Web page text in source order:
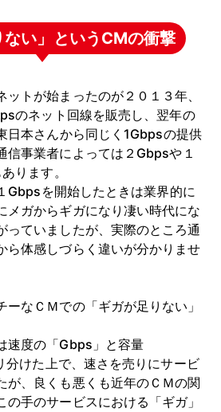
ない」というCMの衝撃
トが始まったのが２０１３年、
のネット回線を販売し、翌年の
日本さんから同じく1Gbpsの提供
信事業者によっては２Gbpsや１
ります。
Gbpsを開始したときは業界的に
メガからギガになり凄い時代にな
っていましたが、実際のところ通
ら体感しづらく違いが分かりませ
なＣＭでの「ギガが足りない」
速度の「Gbps」と容量
分けた上で、速さを売りにサービ
が、良くも悪くも近年のＣＭの関
手のサービスにおける「ギガ」